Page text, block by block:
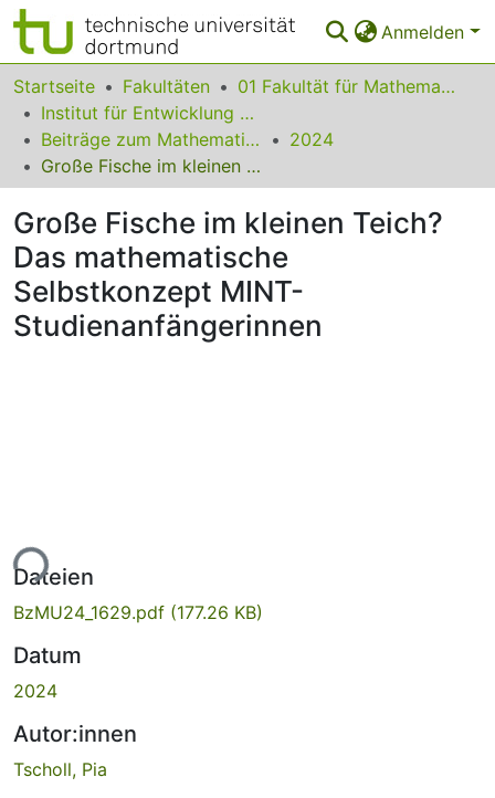
Anmelden
Bereiche & Sammlungen
Das gesamte Repositorium
Statistiken
FAQ
Leitlinien
Zurück zur Startseite
Startseite Fakultäten
01 Fakultät für Mathematik
Institut für Entwicklung und Erforschung des Mathematikunterrichts
Beiträge zum Mathematikunterricht
2024
Große Fische im kleinen Teich? Das mathematische Selbstkonzept MINT-Studienanfängerinnen
Große Fische im kleinen Teich?
Das mathematische
Selbstkonzept MINT-
Studienanfängerinnen
Dateien
BzMU24_1629.pdf (177.26 KB)
Datum
2024
Autor:innen
Tscholl, Pia